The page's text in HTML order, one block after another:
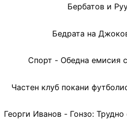
Бербатов и
Бедрата на
Спорт - Обедна емисия
Частен клуб покани
Георги Иванов - Гонзо: